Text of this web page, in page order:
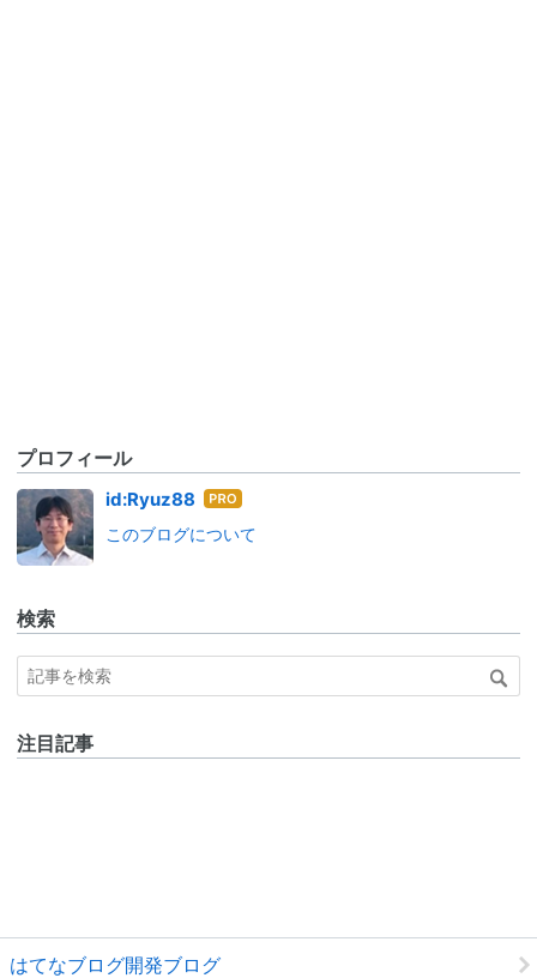
プロフィール
id:Ryuz88 はて
ログ
このブログについて
検索
注目記事
はてなブログ開発ブログ